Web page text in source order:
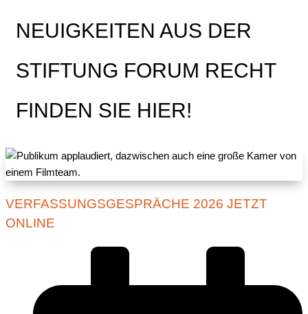
NEUIGKEITEN AUS DER
STIFTUNG FORUM RECHT
FINDEN SIE HIER!
VERFASSUNGSGESPRÄCHE 2026 JETZT
ONLINE